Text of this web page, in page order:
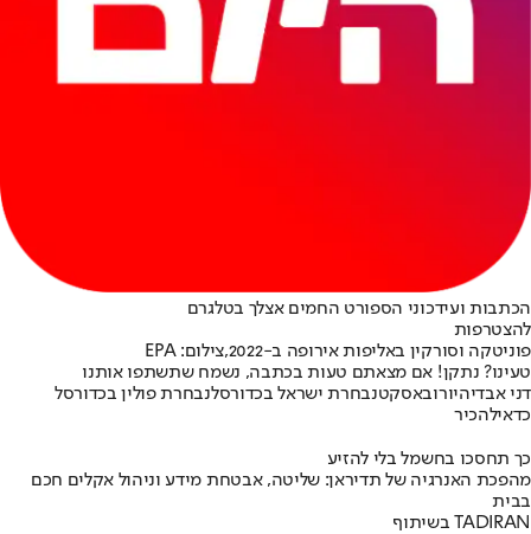
הכתבות ועידכוני הספורט החמים אצלך בטלגרם
להצטרפות
פוניטקה וסורקין באליפות אירופה ב-2022,צילום: EPA
טעינו? נתקן! אם מצאתם טעות בכתבה, נשמח שתשתפו אותנו
דני אבדיהיורובאסקטנבחרת ישראל בכדורסלנבחרת פולין בכדורסל
כדאילהכיר
כך תחסכו בחשמל בלי להזיע
מהפכת האנרגיה של תדיראן: שליטה, אבטחת מידע וניהול אקלים חכם
בבית
בשיתוף TADIRAN